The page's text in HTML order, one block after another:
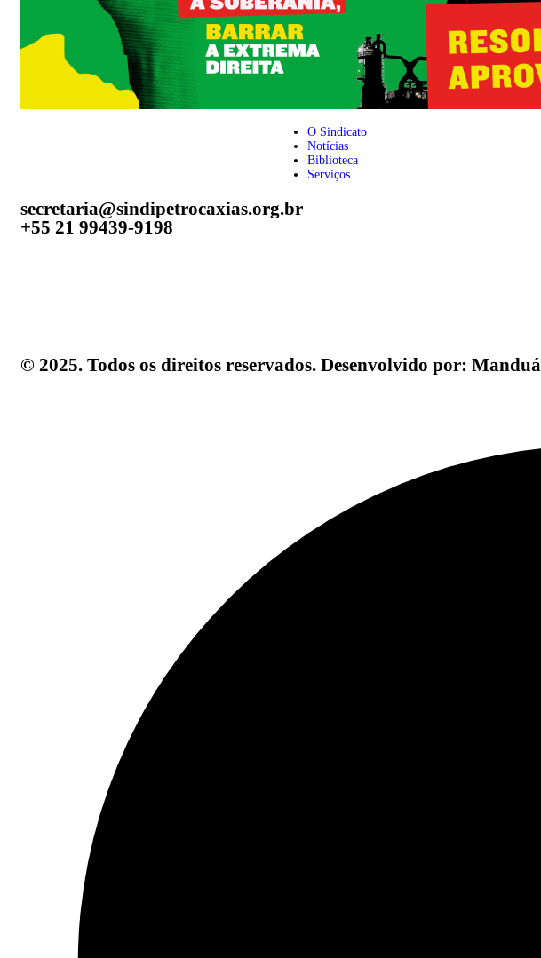
secretaria@sindipetrocaxias.org.br
+55 21 99439-9198
O Sindicato
Notícias
Biblioteca
Serviços
©️ 2025. Todos os direitos reservados. Desenvolvido por: Manduá